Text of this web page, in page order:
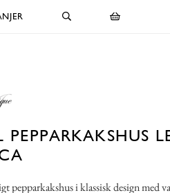
PEPPARKAKSHUS
pepparkakshus i klassisk design med